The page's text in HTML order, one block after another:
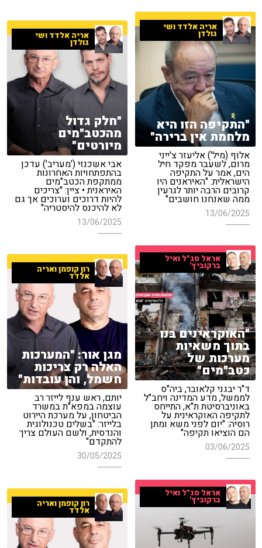
אריה אלדד ושי
גולדן
"התקיפה הזו היא
מלחמת אין ברירה"
אלוף (מיל') אליעזר צ'ייני
מרום, לשעבר מפקד חיל
הים, אמר על התקיפה
הישראלית: "האיראנים היו
קרובים הרבה יותר לגרעין
ממה שאנחנו חושבים"
13/06/2025
אריה אלדד ושי
גולדן
"חלק גדול
מהכטב"מים
מיורטים"
אבי אשכנזי ('מעריב') עדכן
בהתפתחויות האחרונות
ממתקפת הכטב"מים
האיראנית • ציין: "צריכים
להיות דרוכים וערוכים אך גם
לא להיכנס להיסטריה"
13/06/2025
אראל סג"ל ואיל
ברקוביץ'
"האוקראינים בנו
בתוך משאיות
מערכות של
כטב"מים"
ד"ר יבגני קלאובר, ביה"ס
לממשל, מדע המדינה ויחב"ל
באוניברסיטת ת"א, התייחס
לתקיפה האוקראינית על
רוסיה: "יום לפני משא ומתן
הם הוציאו תקיפה"
03/06/2025
רון קופמן ואריה
אלדד
מגן אור: "המערכות
האלה רק צריכות
חשמל, והן עובדות"
יותם, ראש ענף לייזר רב
עוצמה במפא"ת במשרד
הביטחון, על מערכת היירוט
בלייזר: "בשלים טכנולוגית
והנדסית, ולשם העולם צריך
להתקדם"
30/05/2025
אראל סג"ל ואיל
ברקוביץ' רון קופמן ואריה
אלדד